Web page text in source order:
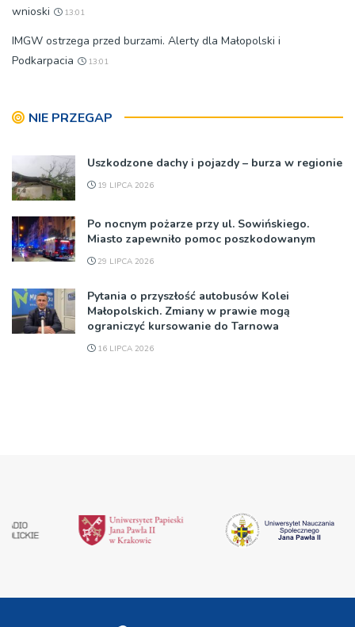
wnioski
13:01
IMGW ostrzega przed burzami. Alerty dla Małopolski i
Podkarpacia
13:01
NIE PRZEGAP
Uszkodzone dachy i pojazdy – burza w regionie
19 LIPCA 2026
Po nocnym pożarze przy ul. Sowińskiego.
Miasto zapewniło pomoc poszkodowanym
29 LIPCA 2026
Pytania o przyszłość autobusów Kolei
Małopolskich. Zmiany w prawie mogą
ograniczyć kursowanie do Tarnowa
16 LIPCA 2026